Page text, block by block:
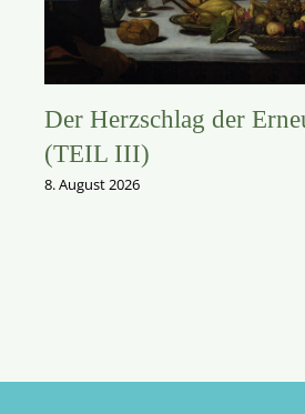
Der Herzschlag der
(TEIL III)
8. August 2026